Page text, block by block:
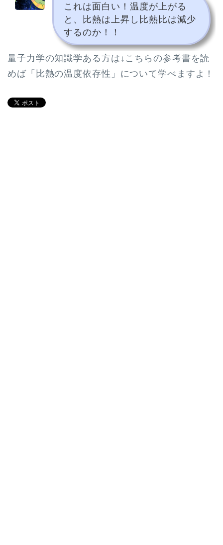
これは面白い！温度が上がる
と、比熱は上昇し比熱比は減少
するのか！！
量子力学の知識学ある方は↓こちらの参考書を読
めば「比熱の温度依存性」について学べますよ！